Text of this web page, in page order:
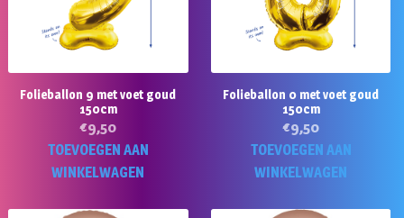
Folieballon 9 met voet goud
150cm
€9,50
TOEVOEGEN AAN
WINKELWAGEN
Folieballon 0 met voet goud
150cm
€9,50
TOEVOEGEN AAN
WINKELWAGEN